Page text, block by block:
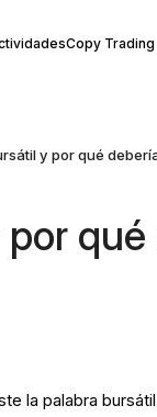
Copy Trading
qué
la palabra